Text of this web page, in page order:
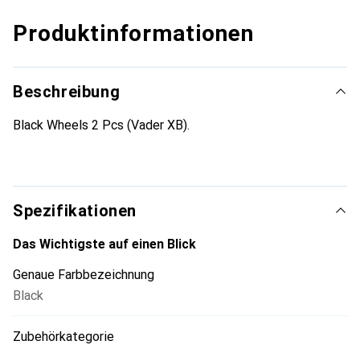
Produktinformationen
Beschreibung
Black Wheels 2 Pcs (Vader XB).
Spezifikationen
Das Wichtigste auf einen Blick
Genaue Farbbezeichnung
Black
Zubehörkategorie